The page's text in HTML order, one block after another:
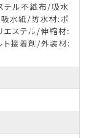
テル不織布/吸水
吸水紙/防水材:ポ
エステル/伸縮材:
ト接着剤/外装材: